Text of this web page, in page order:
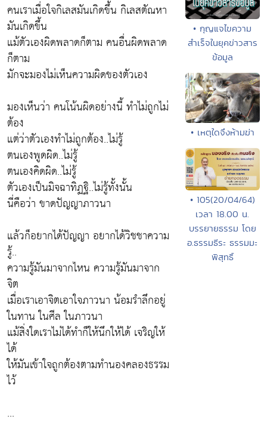
คนเราเมื่อใจกิเลสมันเกิดขึ้น กิเลสตัณหา
มันเกิดขึ้น
แม้ตัวเองผิดพลาดก็ตาม คนอื่นผิดพลาด
ก็ตาม
มักจะมองไม่เห็นความผิดของตัวเอง
มองเห็นว่า คนโน้นผิดอย่างนี้ ทำไม่ถูกไม่
ต้อง
แต่ว่าตัวเองทำไม่ถูกต้อง..ไม่รู้
ตนเองพูดผิด..ไม่รู้
ตนเองคิดผิด..ไม่รู้
ตัวเองเป็นมิจฉาทิฏฐิ..ไม่รู้ทั้งนั้น
นี่คือว่า ขาดปัญญาภาวนา
แล้วก็อยากได้ปัญญา อยากได้วิชชาความ
รู้..
ความรู้มันมาจากไหน ความรู้มันมาจาก
จิต
เมื่อเราเอาจิตเอาใจภาวนา น้อมรำลึกอยู่
ในทาน ในศีล ในภาวนา
แม้สิ่งใดเราไม่ได้ทำก็ให้นึกให้ได้ เจริญให้
ได้
ให้มันเข้าใจถูกต้องตามทำนองคลองธรรม
ไว้
...
• กุญแจไขความ
สำเร็จในยุคข่าวสาร
ข้อมูล
• เหตุใดจึงห้ามฆ่า
• 105(20/04/64)
เวลา 18.00 น.
บรรยายธรรม โดย
อ.ธรรมธีระ ธรรมมะ
พิสุทธิ์